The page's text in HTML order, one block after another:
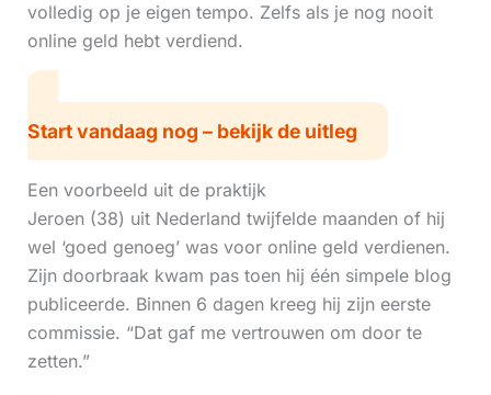
volledig op je eigen tempo. Zelfs als je nog nooit
online geld hebt verdiend.
Start vandaag nog – bekijk de uitleg
Een voorbeeld uit de praktijk
Jeroen (38) uit Nederland twijfelde maanden of hij
wel ‘goed genoeg’ was voor online geld verdienen.
Zijn doorbraak kwam pas toen hij één simpele blog
publiceerde. Binnen 6 dagen kreeg hij zijn eerste
commissie. “Dat gaf me vertrouwen om door te
zetten.”